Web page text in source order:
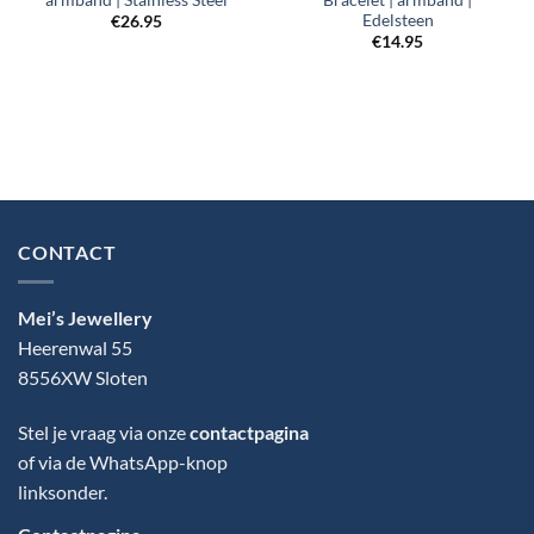
€26.95
Edelsteen
€14.95
CONTACT
Mei’s Jewellery
Heerenwal 55
8556XW Sloten
Stel je vraag via onzecontactpagina
of via de WhatsApp-knop
linksonder.